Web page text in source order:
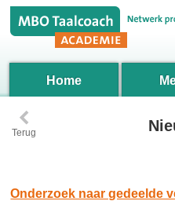
Home
‹
Terug
Onderzoek naar gedeelde